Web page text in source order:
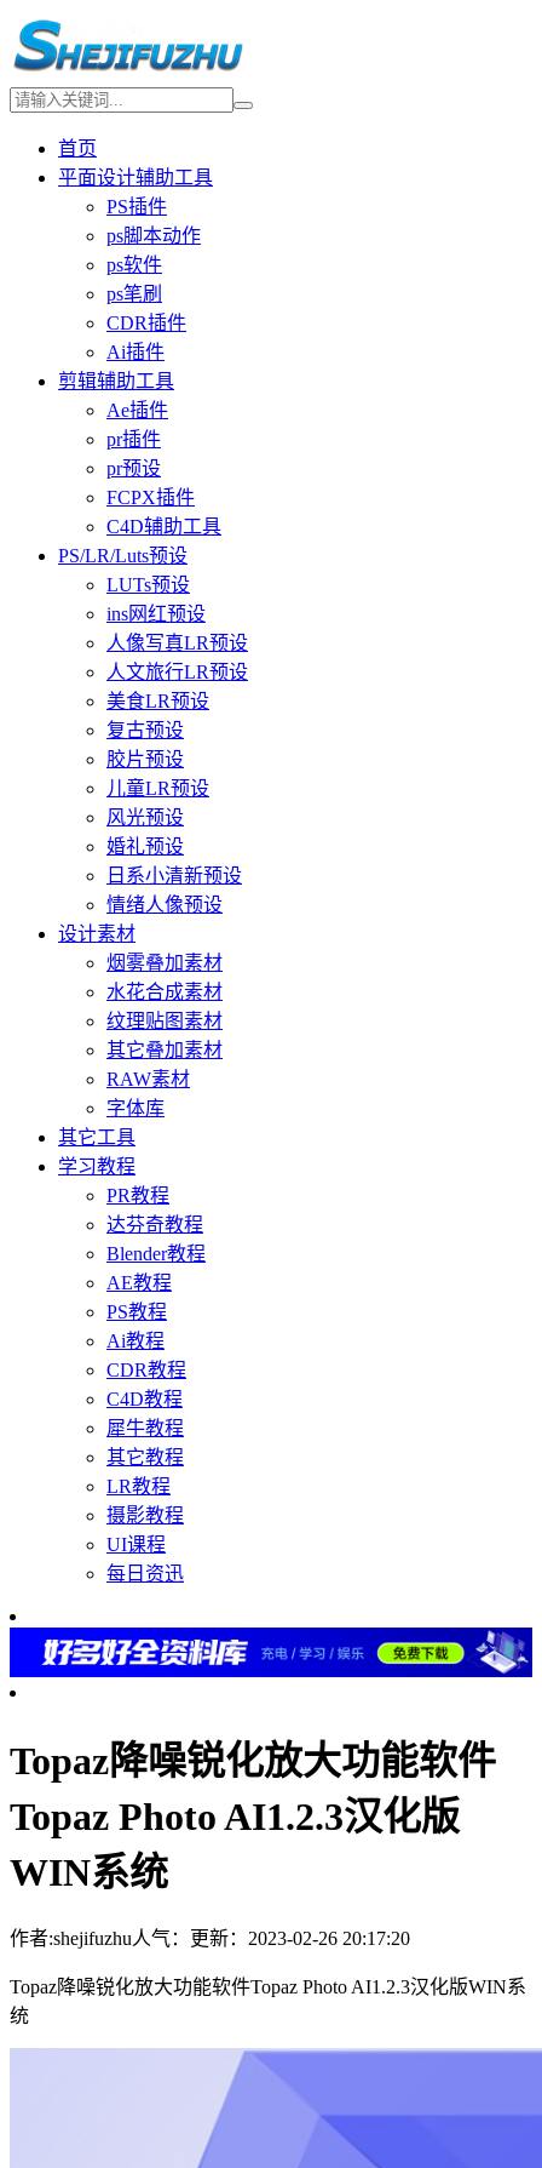
首页
平面设计辅助工具
PS插件
ps脚本动作
ps软件
ps笔刷
CDR插件
Ai插件
剪辑辅助工具
Ae插件
pr插件
pr预设
FCPX插件
C4D辅助工具
PS/LR/Luts预设
LUTs预设
ins网红预设
人像写真LR预设
人文旅行LR预设
美食LR预设
复古预设
胶片预设
儿童LR预设
风光预设
婚礼预设
日系小清新预设
情绪人像预设
设计素材
烟雾叠加素材
水花合成素材
纹理贴图素材
其它叠加素材
RAW素材
字体库
其它工具
学习教程
PR教程
达芬奇教程
Blender教程
AE教程
PS教程
Ai教程
CDR教程
C4D教程
犀牛教程
其它教程
LR教程
摄影教程
UI课程
每日资迅
Topaz降噪锐化放大功能软件
Topaz Photo AI1.2.3汉化版
WIN系统
作者:shejifuzhu人气： 更新：2023-02-26 20:17:20
Topaz降噪锐化放大功能软件Topaz Photo AI1.2.3汉化版WIN系
统